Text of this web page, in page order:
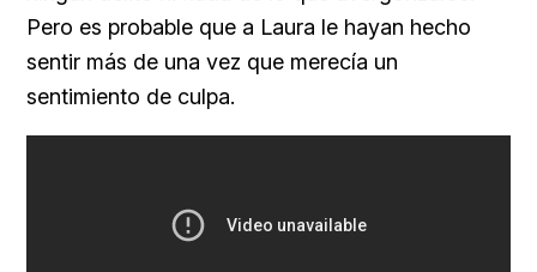
Pero es probable que a Laura le hayan hecho
sentir más de una vez que merecía un
sentimiento de culpa.